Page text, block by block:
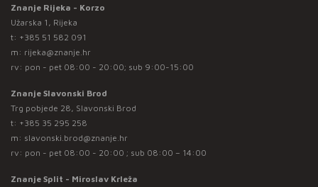
Znanje Rijeka - Korzo
Užarska 1, Rijeka
t: +385 51 582 091
m: rijeka@znanje.hr
rv: pon - pet 08:00 - 20:00; sub 9:00-15:00
Znanje Slavonski Brod
Trg pobjede 28, Slavonski Brod
t: +385 35 295 258
m: slavonski.brod@znanje.hr
rv: pon - pet 08:00 - 20:00 ; sub 08:00 – 14:00
Znanje Split - Miroslav Krleža